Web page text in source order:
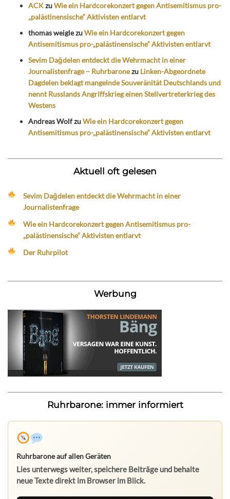
ACKzuWie ein Hardcorekonzert gegen Antisemitismus pro-
„palästinensische“ Aktivisten entlarvt
thomas weiglezuWie ein Hardcorekonzert gegen
Antisemitismus pro-„palästinensische“ Aktivisten entlarvt
Sevim Dağdelen entdeckt die Wehrmacht in einer
Journalistenfrage – Ruhrbaronezu Linken-Abgeordnete
Dagdelen beklagt mangelnde Souveränität Deutschlands und
nennt Russlands Angriffskrieg einen Stellvertreterkrieg des
Westens
Andreas WolfzuWie ein Hardcorekonzert gegen
Antisemitismus pro-„palästinensische“ Aktivisten entlarvt
Aktuell oft gelesen
Sevim Dağdelen entdeckt die Wehrmacht in einer
Journalistenfrage
Wie ein Hardcorekonzert gegen Antisemitismus pro-
„palästinensische“ Aktivisten entlarvt
Der Ruhrpilot
Werbung
Ruhrbarone: immer informiert
Ruhrbarone auf allen Geräten
Lies unterwegs weiter, speichere Beiträge und behalte
neue Texte direkt im Browser im Blick.